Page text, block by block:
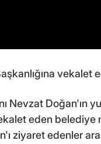
vekalet
Nevzat Doğan'ın
eden
ziyaret edenler